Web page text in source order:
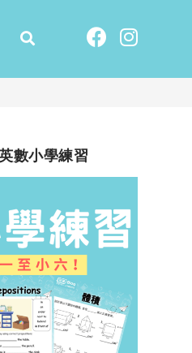
數小學練習